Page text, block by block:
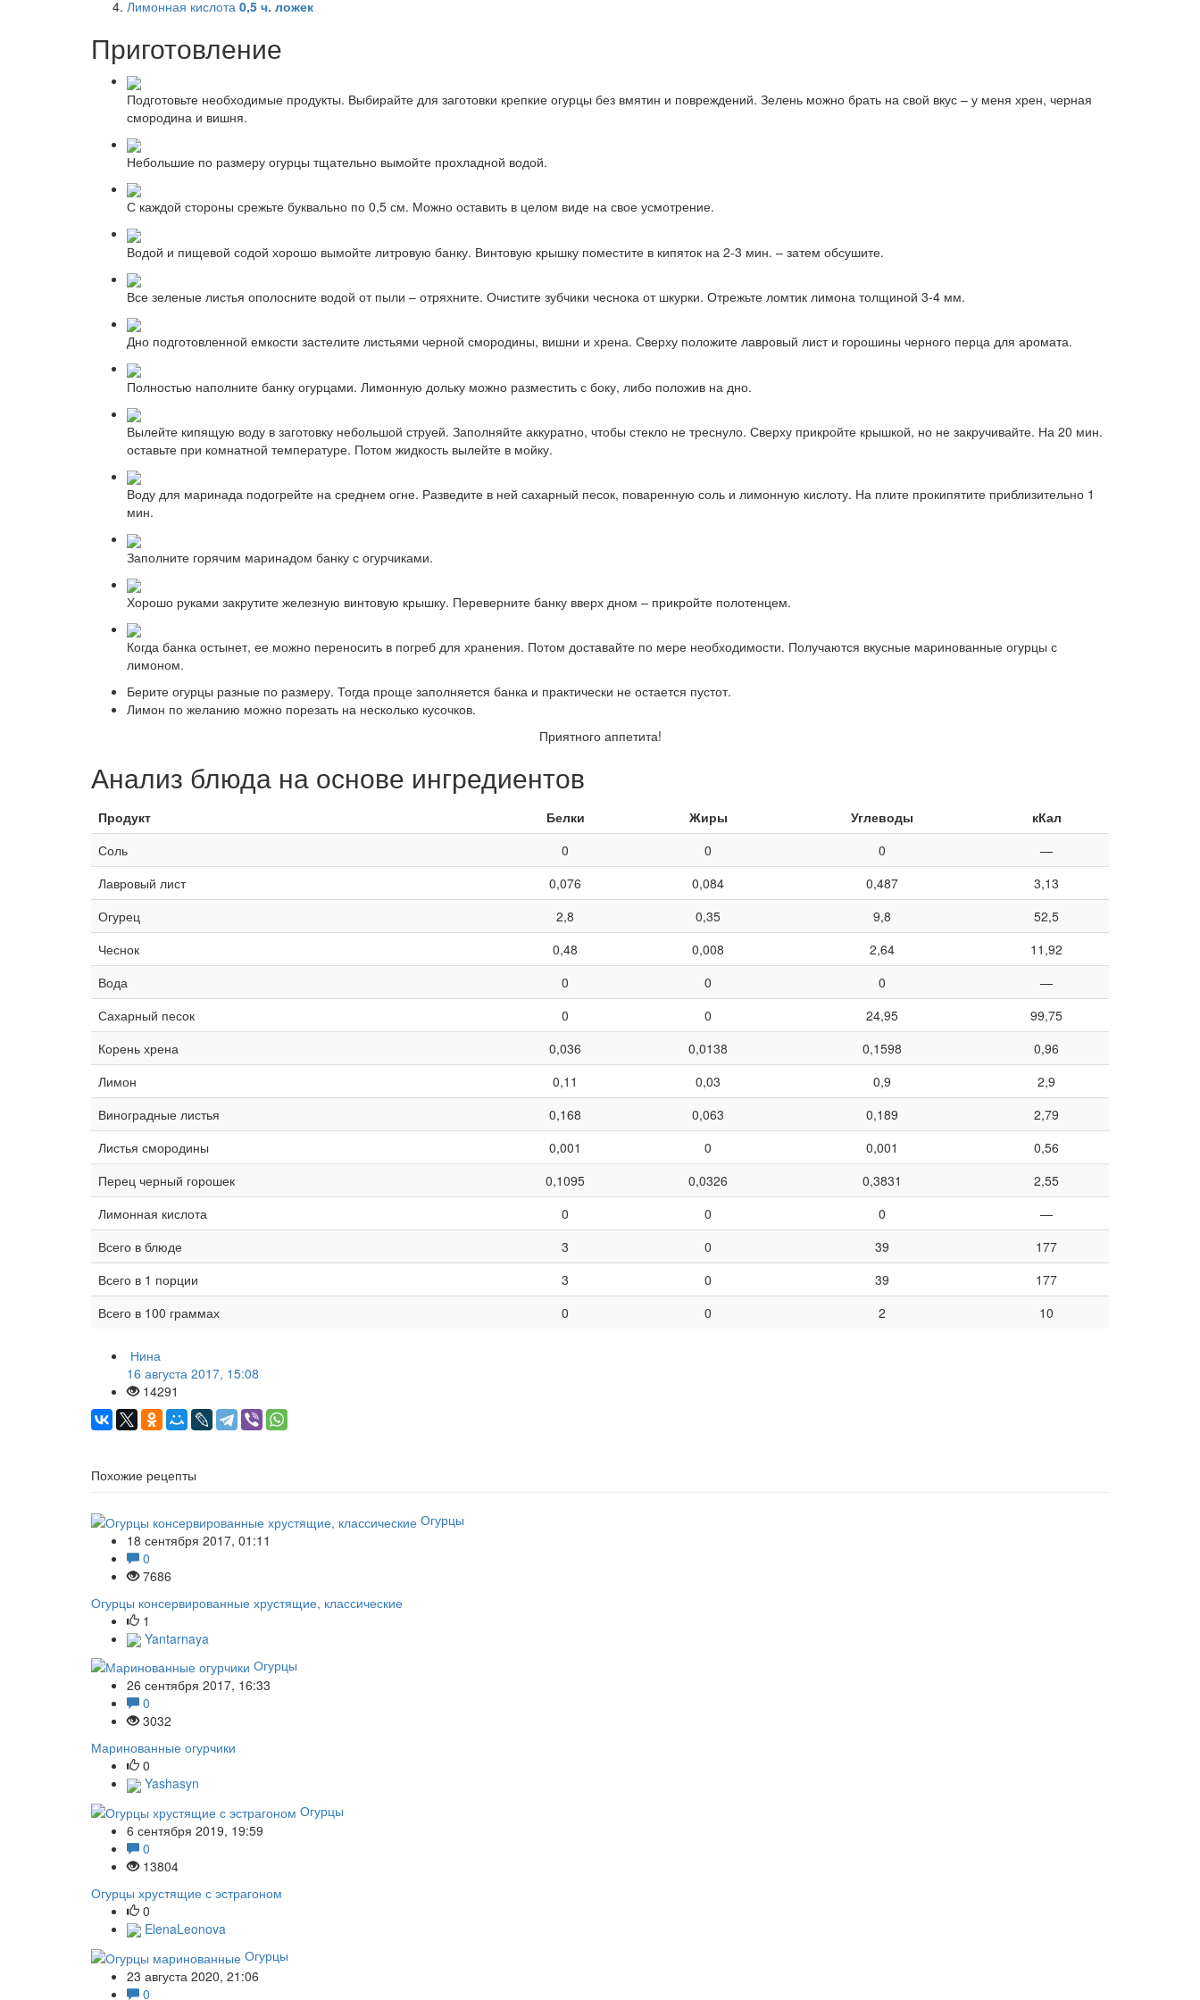
Лимонная кислота 0,5 ч. ложек
Приготовление
Подготовьте необходимые продукты. Выбирайте для заготовки крепкие огурцы без вмятин и повреждений. Зелень можно брать на свой вкус – у меня хрен, черная
смородина и вишня.
Небольшие по размеру огурцы тщательно вымойте прохладной водой.
С каждой стороны срежьте буквально по 0,5 см. Можно оставить в целом виде на свое усмотрение.
Водой и пищевой содой хорошо вымойте литровую банку. Винтовую крышку поместите в кипяток на 2-3 мин. – затем обсушите.
Все зеленые листья ополосните водой от пыли – отряхните. Очистите зубчики чеснока от шкурки. Отрежьте ломтик лимона толщиной 3-4 мм.
Дно подготовленной емкости застелите листьями черной смородины, вишни и хрена. Сверху положите лавровый лист и горошины черного перца для аромата.
Полностью наполните банку огурцами. Лимонную дольку можно разместить с боку, либо положив на дно.
Вылейте кипящую воду в заготовку небольшой струей. Заполняйте аккуратно, чтобы стекло не треснуло. Сверху прикройте крышкой, но не закручивайте. На 20 мин.
оставьте при комнатной температуре. Потом жидкость вылейте в мойку.
Воду для маринада подогрейте на среднем огне. Разведите в ней сахарный песок, поваренную соль и лимонную кислоту. На плите прокипятите приблизительно 1
мин.
Заполните горячим маринадом банку с огурчиками.
Хорошо руками закрутите железную винтовую крышку. Переверните банку вверх дном – прикройте полотенцем.
Когда банка остынет, ее можно переносить в погреб для хранения. Потом доставайте по мере необходимости. Получаются вкусные маринованные огурцы с
лимоном.
Берите огурцы разные по размеру. Тогда проще заполняется банка и практически не остается пустот.
Лимон по желанию можно порезать на несколько кусочков.
Приятного аппетита!
Анализ блюда на основе ингредиентов
Продукт Белки Жиры Углеводы
кКал
Соль
0 0 0
—
Лавровый лист
0,076 0,084 0,487
3,13
Огурец
2,8 0,35 9,8
52,5
Чеснок
0,48 0,008 2,64
11,92
Вода
0 0 0
—
Сахарный песок
0 0 24,95
99,75
Корень хрена
0,036 0,0138 0,1598
0,96
Лимон
0,11 0,03 0,9
2,9
Виноградные листья
0,168 0,063 0,189
2,79
Листья смородины
0,001 0 0,001
0,56
Перец черный горошек
0,1095 0,0326 0,3831
2,55
Лимонная кислота
0 0 0
—
Всего в блюде
3 0 39
177
Всего в 1 порции
3 0 39
177
Всего в 100 граммах
0 0 2 10
Нина
16 августа 2017, 15:08
14291
Похожие рецепты
Огурцы
18 сентября 2017, 01:11
0
7686
Огурцы консервированные хрустящие, классические
1
Yantarnaya
Огурцы
26 сентября 2017, 16:33
0
3032
Маринованные огурчики
0
Yashasyn
Огурцы
6 сентября 2019, 19:59
0
13804
Огурцы хрустящие с эстрагоном
0
ElenaLeonova
Огурцы
23 августа 2020, 21:06
0